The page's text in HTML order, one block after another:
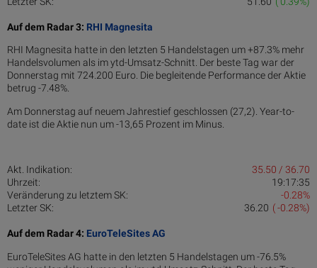
Auf dem Radar 3: RHI Magnesita
RHI Magnesita hatte in den letzten 5 Handelstagen um +87.3% mehr
Handelsvolumen als im ytd-Umsatz-Schnitt. Der beste Tag war der
Donnerstag mit 724.200 Euro. Die begleitende Performance der Aktie
betrug -7.48%.
Am Donnerstag auf neuem Jahrestief geschlossen (27,2). Year-to-
date ist die Aktie nun um -13,65 Prozent im Minus.
Akt. Indikation:
35.50 / 36.70
Uhrzeit:
19:17:35
Veränderung zu letztem SK:
-0.28%
Letzter SK:
( -0.28%)
36.20
Auf dem Radar 4: EuroTeleSites AG
EuroTeleSites AG hatte in den letzten 5 Handelstagen um -76.5%